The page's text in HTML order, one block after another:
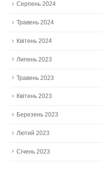
Серпень 2024
Травень 2024
Квітень 2024
Липень 2023
Травень 2023
Квітень 2023
Березень 2023
Лютий 2023
Січень 2023